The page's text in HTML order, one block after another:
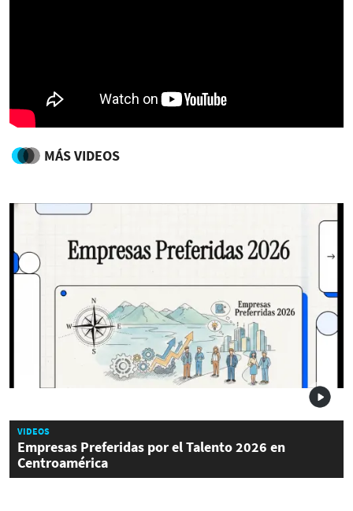
MÁS VIDEOS
VIDEOS
Empresas Preferidas por el Talento 2026 en
Centroamérica